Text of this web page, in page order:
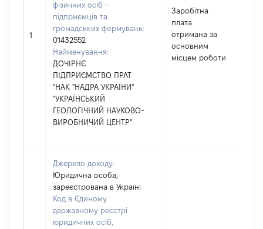
1
фізичних осіб –
підприємців та
громадських формувань:
01432552
Найменування:
ДОЧІРНЄ
ПІДПРИЄМСТВО ПРАТ
"НАК "НАДРА УКРАЇНИ"
"УКРАЇНСЬКИЙ
ГЕОЛОГІЧНИЙ НАУКОВО-
ВИРОБНИЧИЙ ЦЕНТР"
Заробітна
плата
отримана за
основним
місцем роботи
Джерело доходу:
Юридична особа,
зареєстрована в Україні
Код в Єдиному
державному реєстрі
юридичних осіб,